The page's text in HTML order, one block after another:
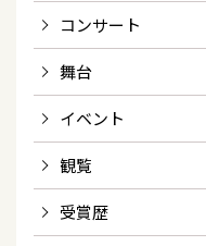
コンサート
舞台
イベント
観覧
受賞歴